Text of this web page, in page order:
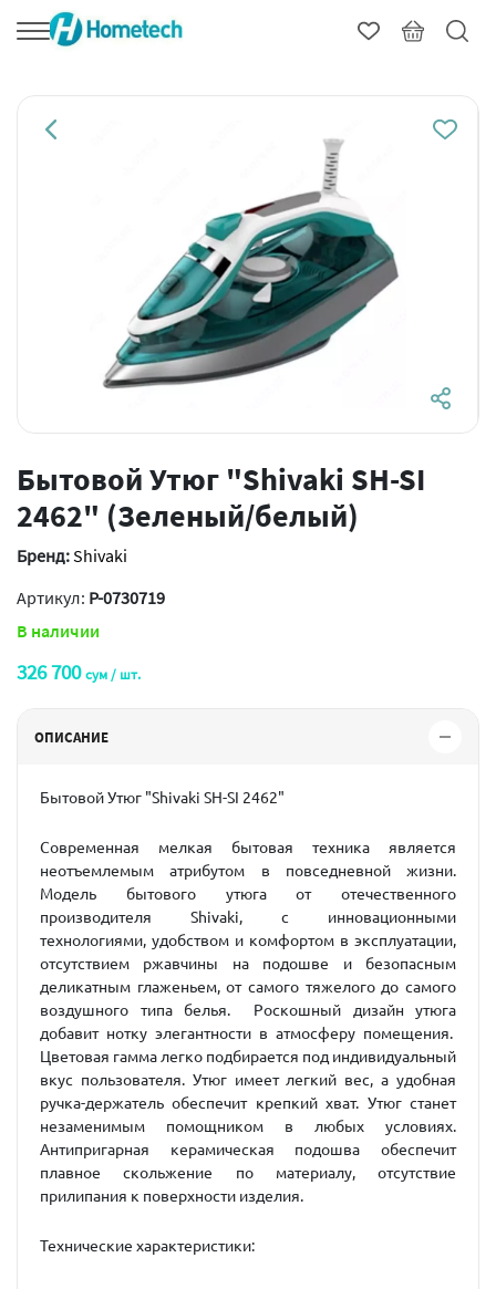
Бытовой Утюг "Shivaki SH-SI
2462" (Зеленый/белый)
Бренд:Shivaki
Артикул: P-0730719
В наличии
326 700сум / шт.
ОПИСАНИЕ
Бытовой Утюг "Shivaki SH-SI 2462"
Современная мелкая бытовая техника является
неотъемлемым атрибутом в повседневной жизни.
Модель бытового утюга от отечественного
производителя Shivaki, с инновационными
технологиями, удобством и комфортом в эксплуатации,
отсутствием ржавчины на подошве и безопасным
деликатным глаженьем, от самого тяжелого до самого
воздушного типа белья. Роскошный дизайн утюга
добавит нотку элегантности в атмосферу помещения.
Цветовая гамма легко подбирается под индивидуальный
вкус пользователя. Утюг имеет легкий вес, а удобная
ручка-держатель обеспечит крепкий хват. Утюг станет
незаменимым помощником в любых условиях.
Антипригарная керамическая подошва обеспечит
плавное скольжение по материалу, отсутствие
прилипания к поверхности изделия.
Технические характеристики: